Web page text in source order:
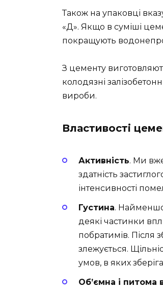
Також на упаковці
«Д». Якщо в суміші
покращують
З цементу
колодязні
вироби.
Властивості
Активність. Ми
здатність
інтенсивності
Густина.
деякі частинки
побратимів. Після
злежується.
умов, в яких
Об’ємна і питома